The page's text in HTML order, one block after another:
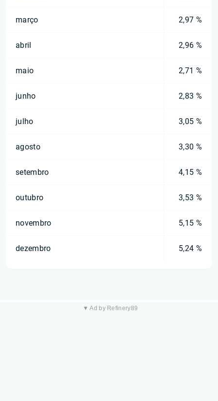
março 2,97 %
abril 2,96 %
maio 2,71 %
junho 2,83 %
julho 3,05 %
agosto 3,30 %
setembro 4,15 %
outubro 3,53 %
novembro 5,15 %
dezembro 5,24 %
▼ Ad by Refinery89